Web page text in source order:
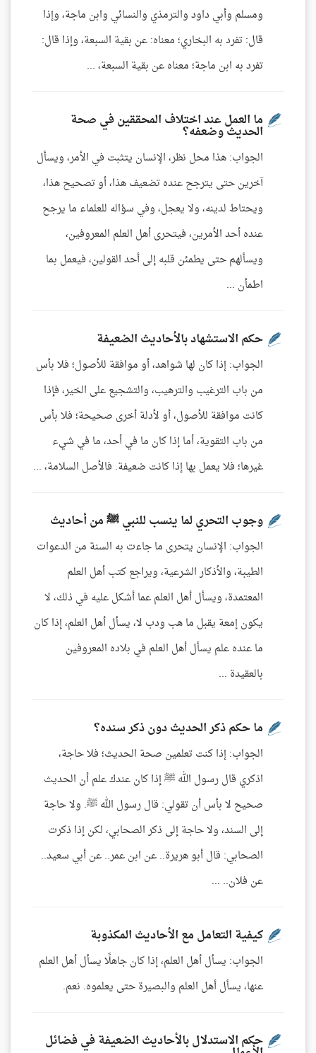
ومسلم وأبي داود والترمذي والنسائي وابن ماجة، وإذا
قال: تفرد به البخاري؛ معناه: عن بقية السبعة، وإذا قال:
تفرد به ابن ماجة؛ معناه عن بقية السبعة، ...
ما العمل عند اختلاف المحققين في صحة
الحديث وضعفه؟
الجواب: هذا محل نظر، الإنسان يتثبت في الأمر، ويسأل
آخرين حتى يترجح عنده تضعيف هذا، أو تصحيح هذا،
ويحتاط لدينه، ولا يعجل، وفي سؤاله للعلماء ما يرجح
عنده أحد الأمرين، فيتحرى أهل العلم المعروفين،
ويسألهم حتى يطمئن قلبه إلى أحد القولين، فيعمل بما
اطمأن ...
حكم الاستشهاد بالأحاديث الضعيفة
الجواب: إذا كان لها شواهد، أو موافقة للأصول؛ فلا بأس
من باب الترغيب والترهيب، والتشجيع على الخير، فإذا
كانت موافقة للأصول، أو لأدلة أخرى صحيحة؛ فلا بأس
من باب التقوية، أما إذا كان ما في أحد، ما في شيء
غيرها؛ فلا يعمل بها إذا كانت ضعيفة. فالأصل السلامة، ...
وجوب التحري لما ينسب للنبي ﷺ من أحاديث
الجواب: الإنسان يتحرى ما جاءت به السنة من الدعوات
الطيبة، والأذكار الشرعية، ويراجع كتب أهل العلم
المعتمدة، ويسأل أهل العلم عما أشكل عليه في ذلك، لا
يكون إمعة يقبل ما هب ودب لا، يسأل أهل العلم، إذا كان
ما عنده علم يسأل أهل العلم في بلاده المعروفين
بالعقيدة ...
ما حكم ذكر الحديث دون ذكر سنده؟
الجواب: إذا كنت تعلمين صحة الحديث؛ فلا حاجة،
اذكري قال رسول الله ﷺ إذا كان عندك علم أن الحديث
صحيح لا بأس أن تقولي: قال رسول الله ﷺ. ولا حاجة
إلى السند، ولا حاجة إلى ذكر الصحابي، لكن إذا ذكرت
الصحابي: قال أبو هريرة.. عن ابن عمر.. عن أبي سعيد..
عن فلان.. ...
كيفية التعامل مع الأحاديث المكذوبة
الجواب: يسأل أهل العلم، إذا كان جاهلًا يسأل أهل العلم
عنها، يسأل أهل العلم والبصيرة حتى يعلموه. نعم.
حكم الاستدلال بالأحاديث الضعيفة في فضائل